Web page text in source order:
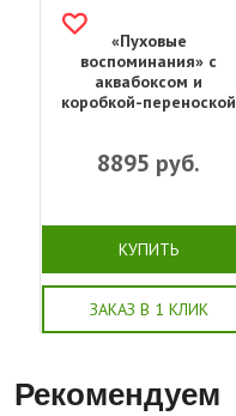
«Пуховые
воспоминания» с
аквабоксом и
коробкой-переноской
8895 руб.
КУПИТЬ
ЗАКАЗ В 1 КЛИК
Рекомендуем